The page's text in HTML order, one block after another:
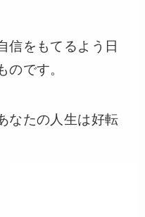
信をもてるよう日
のです。
なたの人生は好転